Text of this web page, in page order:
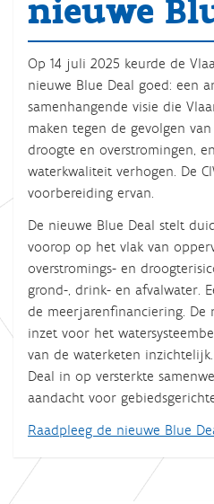
nieuwe
Op 14 juli 2025 keurde de
nieuwe Blue Deal goed: een
samenhangende visie die
maken tegen de gevolgen
droogte en overstromingen,
waterkwaliteit verhogen. De
voorbereiding ervan.
De nieuwe Blue Deal stelt
voorop op het vlak van
overstromings- en
grond-, drink- en afvalwater.
de meerjarenfinanciering. De
inzet voor het
van de waterketen
Deal in op versterkte
aandacht voor
Raadpleeg de nieuwe Blue